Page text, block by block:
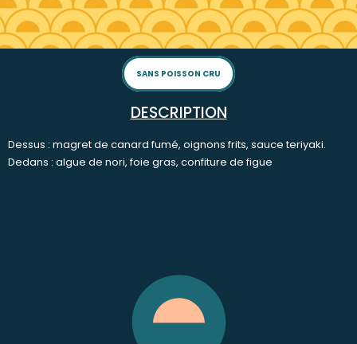
SANS POISSON CRU
DESCRIPTION
Dessus : magret de canard fumé, oignons frits, sauce teriyaki.
Dedans : algue de nori, foie gras, confiture de figue